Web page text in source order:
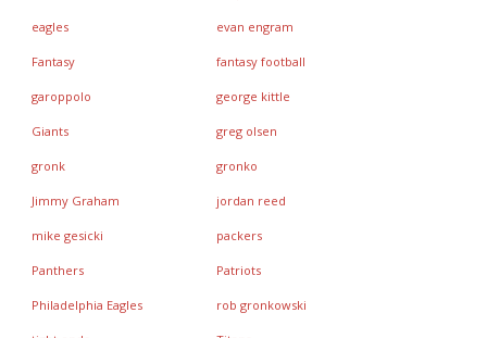
eagles evan engram
Fantasy fantasy football
garoppolo george kittle
Giants greg olsen
gronk gronko
Jimmy Graham jordan reed
mike gesicki packers
Panthers Patriots
Philadelphia Eagles rob gronkowski